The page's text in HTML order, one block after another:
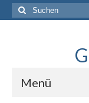
Suche
nach:
Menü